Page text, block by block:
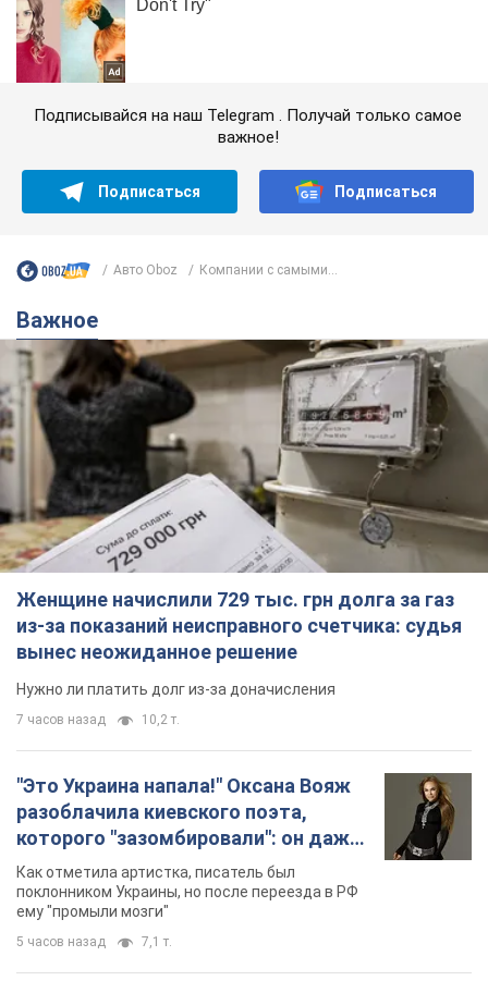
Подписывайся на наш Telegram . Получай только самое
важное!
Подписаться Подписаться
Авто Oboz Компании с самыми...
Важное
Женщине начислили 729 тыс. грн долга за газ
из-за показаний неисправного счетчика: судья
вынес неожиданное решение
Нужно ли платить долг из-за доначисления
7 часов назад 10,2 т.
"Это Украина напала!" Оксана Вояж
разоблачила киевского поэта,
которого "зазомбировали": он даже
русского не знал, а теперь хочет
геноцида украинцев
Как отметила артистка, писатель был
поклонником Украины, но после переезда в РФ
ему "промыли мозги"
5 часов назад 7,1 т.